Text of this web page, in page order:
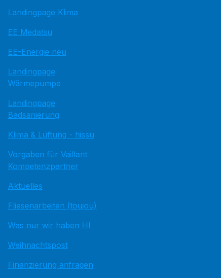
Landingpage Klima
EE Medatsu
EE-Energie neu
Landingpage
Wärmepumpe
Landingpage
Badsanierung
Klima & Lüftung - hissu
Vorgaben für Vaillant
Kompetenzpartner
Aktuelles
Fliesenarbeiten (toujou)
Was nur wir haben HI
Weihnachtspost
Finanzierung anfragen